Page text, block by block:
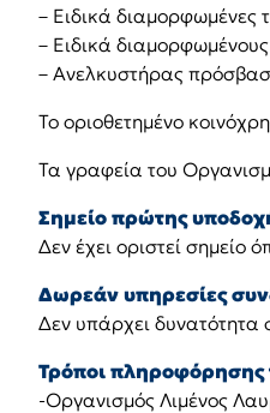
– Ειδικά διαμορφωμένες
– Ειδικά
– Ανελκυστήρας
Το οριοθετημένο
Τα γραφεία του
Σημείο πρώτης
Δεν έχει οριστεί
Δωρεάν υπηρεσίες
Δεν υπάρχει
Τρόποι
-Οργανισμός Λιμένος